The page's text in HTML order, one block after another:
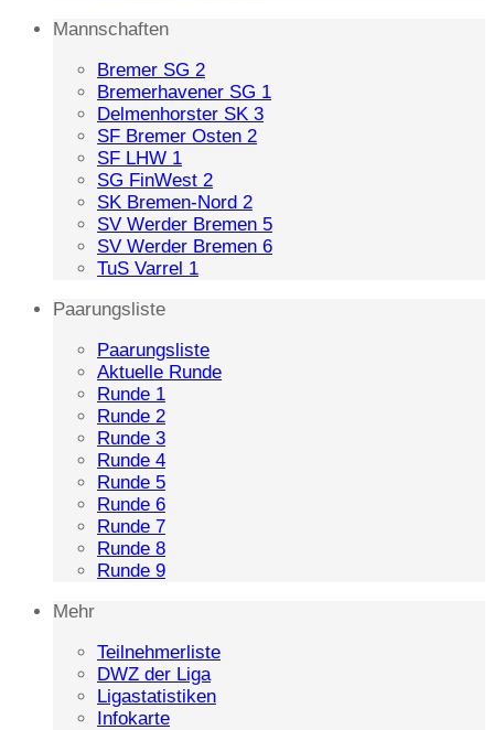
Mannschaften
Bremer SG 2
Bremerhavener SG 1
Delmenhorster SK 3
SF Bremer Osten 2
SF LHW 1
SG FinWest 2
SK Bremen-Nord 2
SV Werder Bremen 5
SV Werder Bremen 6
TuS Varrel 1
Paarungsliste
Paarungsliste
Aktuelle Runde
Runde 1
Runde 2
Runde 3
Runde 4
Runde 5
Runde 6
Runde 7
Runde 8
Runde 9
Mehr
Teilnehmerliste
DWZ der Liga
Ligastatistiken
Infokarte